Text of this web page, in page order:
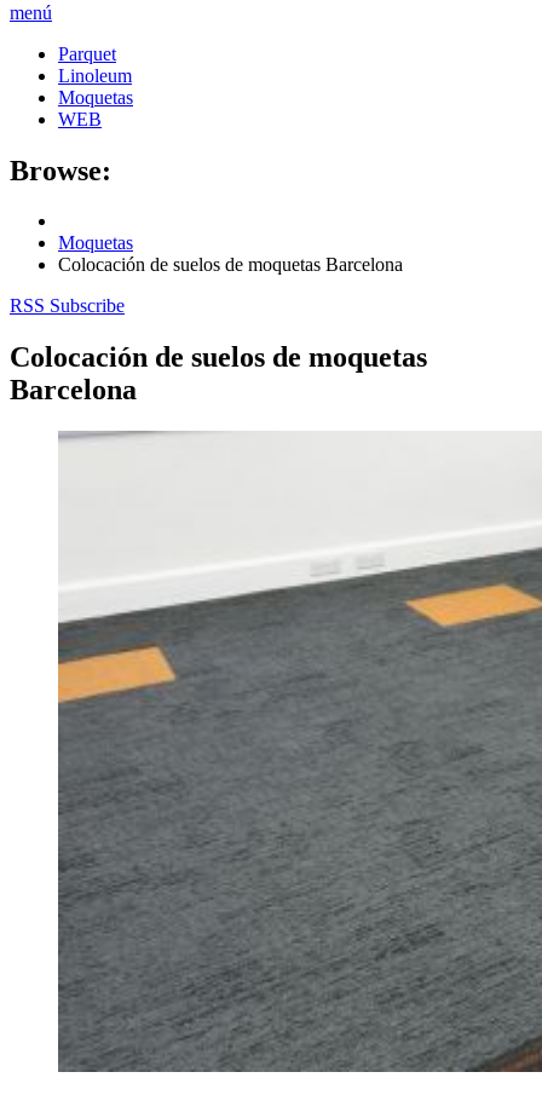
menú
Parquet
Linoleum
Moquetas
WEB
Browse:
Moquetas
Colocación de suelos de moquetas Barcelona
RSS Subscribe
Colocación de suelos de moquetas
Barcelona